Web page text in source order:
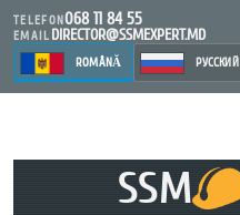
TELEFON068 11 84 55
EMAIL DIRECTOR@SSMEXPERT.MD
ROMÂNĂ РУССКИЙ
SSM